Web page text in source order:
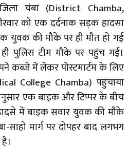
चंबा (District Chamba,
को एक दर्दनाक सड़क हादसा
की मौके पर ही मौत हो गई
पुलिस टीम मौके पर पहुंच गई।
में लेकर पोस्टमार्टम के लिए
College Chamba) पहुंचाया
एक बाइक और टिप्पर के बीच
में बाइक सवार युवक की मौके
साहो मार्ग पर दोपहर बाद लगभग